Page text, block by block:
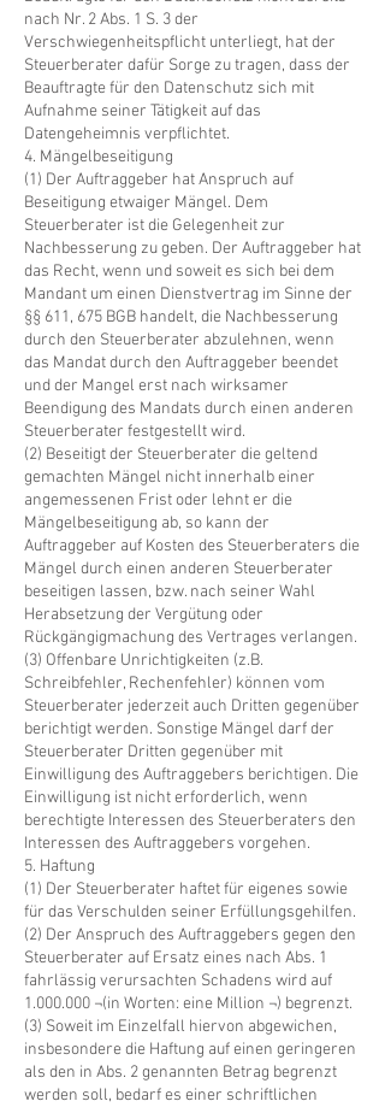
nach Nr. 2 Abs. 1 S. 3 der
Verschwiegenheitspflicht unterliegt, hat der
Steuerberater dafür Sorge zu tragen, dass der
Beauftragte für den Datenschutz sich mit
Aufnahme seiner Tätigkeit auf das
Datengeheimnis verpflichtet.
4. Mängelbeseitigung
(1) Der Auftraggeber hat Anspruch auf
Beseitigung etwaiger Mängel. Dem
Steuerberater ist die Gelegenheit zur
Nachbesserung zu geben. Der Auftraggeber hat
das Recht, wenn und soweit es sich bei dem
Mandant um einen Dienstvertrag im Sinne der
§§ 611, 675 BGB handelt, die Nachbesserung
durch den Steuerberater abzulehnen, wenn
das Mandat durch den Auftraggeber beendet
und der Mangel erst nach wirksamer
Beendigung des Mandats durch einen anderen
Steuerberater festgestellt wird.
(2) Beseitigt der Steuerberater die geltend
gemachten Mängel nicht innerhalb einer
angemessenen Frist oder lehnt er die
Mängelbeseitigung ab, so kann der
Auftraggeber auf Kosten des Steuerberaters die
Mängel durch einen anderen Steuerberater
beseitigen lassen, bzw. nach seiner Wahl
Herabsetzung der Vergütung oder
Rückgängigmachung des Vertrages verlangen.
(3) Offenbare Unrichtigkeiten (z.B.
Schreibfehler, Rechenfehler) können vom
Steuerberater jederzeit auch Dritten gegenüber
berichtigt werden. Sonstige Mängel darf der
Steuerberater Dritten gegenüber mit
Einwilligung des Auftraggebers berichtigen. Die
Einwilligung ist nicht erforderlich, wenn
berechtigte Interessen des Steuerberaters den
Interessen des Auftraggebers vorgehen.
5. Haftung
(1) Der Steuerberater haftet für eigenes sowie
für das Verschulden seiner Erfüllungsgehilfen.
(2) Der Anspruch des Auftraggebers gegen den
Steuerberater auf Ersatz eines nach Abs. 1
fahrlässig verursachten Schadens wird auf
1.000.000 ¬(in Worten: eine Million ¬) begrenzt.
(3) Soweit im Einzelfall hiervon abgewichen,
insbesondere die Haftung auf einen geringeren
als den in Abs. 2 genannten Betrag begrenzt
werden soll, bedarf es einer schriftlichen